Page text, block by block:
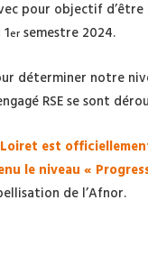
pour objectif d’être
er semestre 2024.
déterminer notre
RSE se sont
est
le niveau «
de l’Afnor.